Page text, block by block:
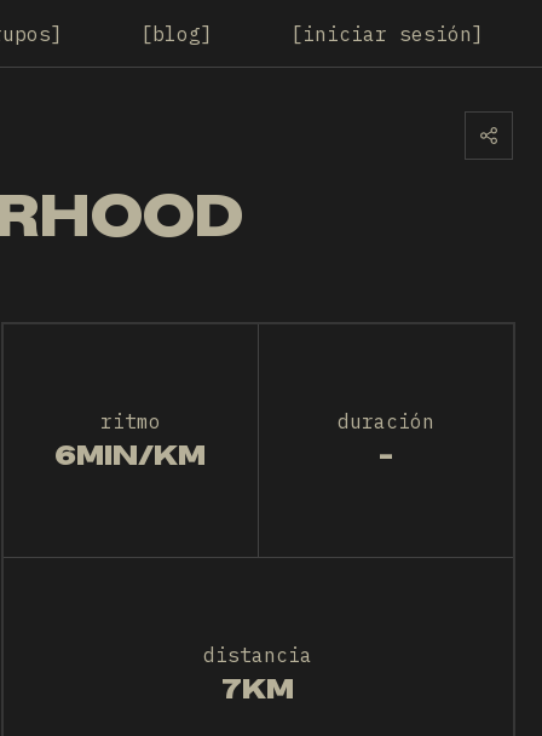
blog iniciar sesión
ritmo
6MIN/KM
duración
-
distancia
7KM